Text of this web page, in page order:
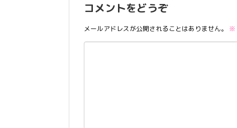
コメントをどうぞ
メールアドレスが公開されることはありません。 ※